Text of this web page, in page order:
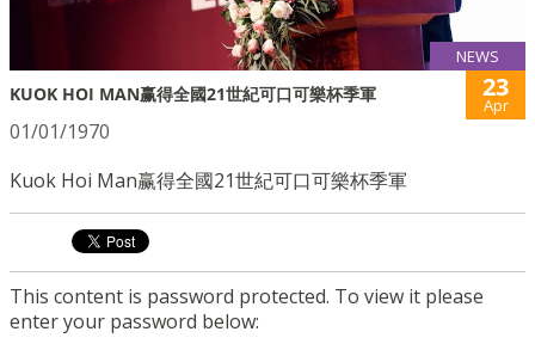
NEWS
KUOK HOI MAN赢得全國21世紀可口可樂杯季軍 23
Apr
01/01/1970
Kuok Hoi Man赢得全國21世紀可口可樂杯季軍
This content is password protected. To view it please
enter your password below: